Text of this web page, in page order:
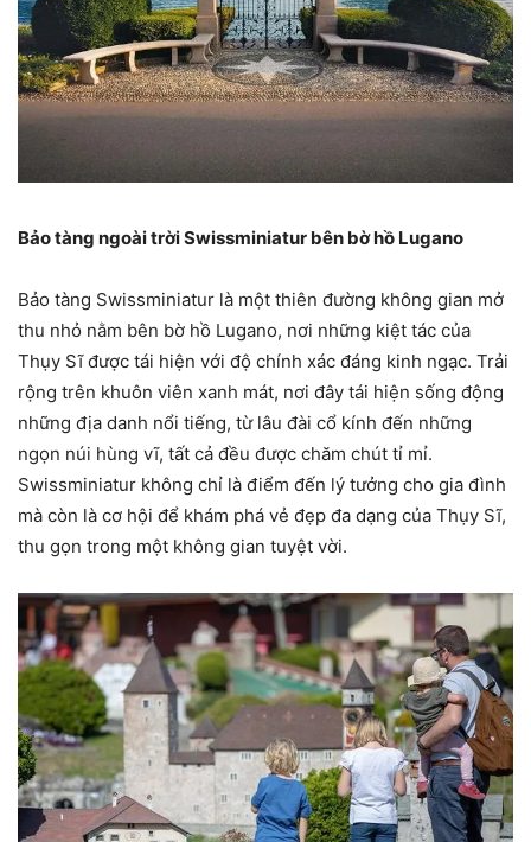
Bảo tàng ngoài trời Swissminiatur bên bờ hồ Lugano
Bảo tàng Swissminiatur là một thiên đường không gian mở
thu nhỏ nằm bên bờ hồ Lugano, nơi những kiệt tác của
Thụy Sĩ được tái hiện với độ chính xác đáng kinh ngạc. Trải
rộng trên khuôn viên xanh mát, nơi đây tái hiện sống động
những địa danh nổi tiếng, từ lâu đài cổ kính đến những
ngọn núi hùng vĩ, tất cả đều được chăm chút tỉ mỉ.
Swissminiatur không chỉ là điểm đến lý tưởng cho gia đình
mà còn là cơ hội để khám phá vẻ đẹp đa dạng của Thụy Sĩ,
thu gọn trong một không gian tuyệt vời.